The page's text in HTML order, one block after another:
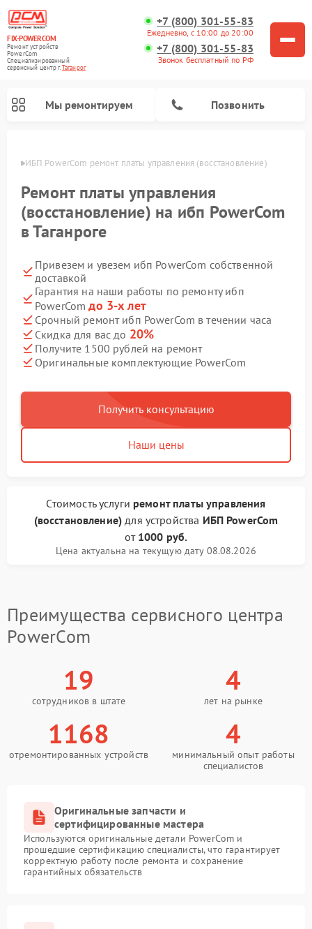
FIX-POWERCOM
Ремонт устройств
PowerCom
Специализированный
cервисный центр г.Таганрог
+7 (800) 301-55-83
Ежедневно, с 10:00 до 20:00
+7 (800) 301-55-83
Звонок бесплатный по РФ
Мы ремонтируем Позвонить
ИБП PowerCom ремонт платы управления (восстановление)
Ремонт платы управления
(восстановление) на ибп PowerCom
в Таганроге
Привезем и увезем ибп PowerCom собственной
доставкой
Гарантия на наши работы по ремонту ибп
PowerComдо 3-х лет
Срочный ремонт ибп PowerCom в течении часа
Скидка для вас до 20%
Получите 1500 рублей на ремонт
Оригинальные комплектующие PowerCom
Получить консультацию
Наши цены
Стоимость услуги ремонт платы управления
(восстановление) для устройства ИБП PowerCom
от 1000 руб.
Цена актуальна на текущую дату 08.08.2026
Преимущества сервисного центра
PowerCom
19
сотрудников в штате
4
лет на рынке
1168
отремонтированных устройств
4
минимальный опыт работы
специалистов
Оригинальные запчасти и
сертифицированные мастера
Используются оригинальные детали PowerCom и
прошедшие сертификацию специалисты, что гарантирует
корректную работу после ремонта и сохранение
гарантийных обязательств